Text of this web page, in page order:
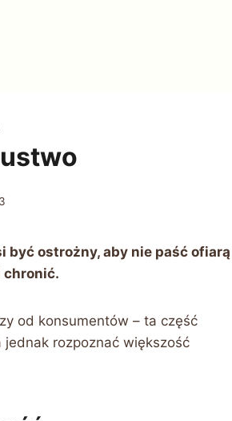
być ostrożny, aby nie paść ofiarą
chronić.
od konsumentów – ta część
jednak rozpoznać większość